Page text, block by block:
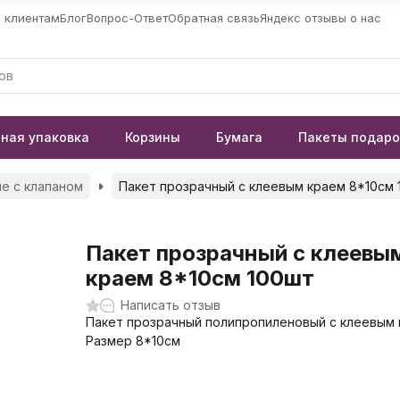
БлогВопрос-ОтветОбратная связьЯндекс отзывы о нас
упаковка Корзины Бумага Пакеты
с клапаном Пакет прозрачный с клеевым краем 8*10см
Пакет прозрачный с
краем 8*10см 100шт
Написать отзыв
Пакет прозрачный полипропиленовый с клеевым
Размер 8*10см